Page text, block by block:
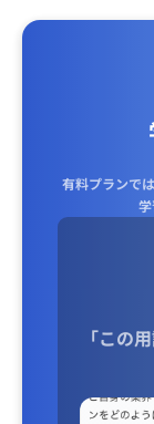
有料プランで
「この